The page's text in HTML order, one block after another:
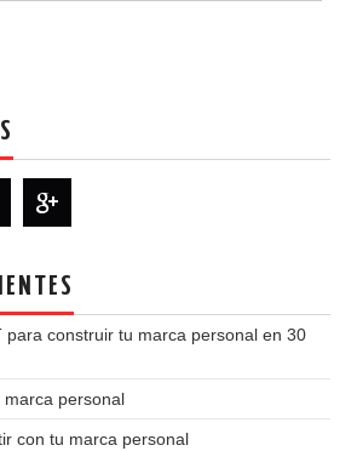
para construir tu marca personal en 30
personal
con tu marca personal